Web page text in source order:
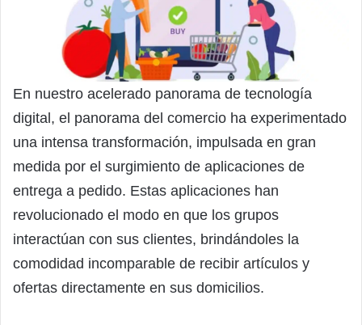
En nuestro acelerado panorama de tecnología
digital, el panorama del comercio ha experimentado
una intensa transformación, impulsada en gran
medida por el surgimiento de aplicaciones de
entrega a pedido. Estas aplicaciones han
revolucionado el modo en que los grupos
interactúan con sus clientes, brindándoles la
comodidad incomparable de recibir artículos y
ofertas directamente en sus domicilios.